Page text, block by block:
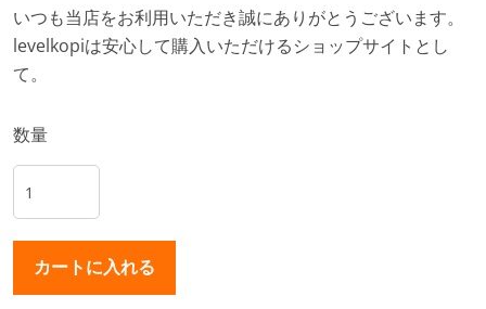
いつも当店をお利用いただき誠にありがとうございます。
levelkopiは安心して購入いただけるショップサイトとし
て。
数量